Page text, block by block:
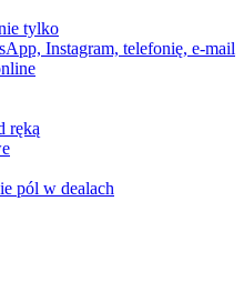
tylko
Instagram, telefonię, e-mail
ręką
pól w dealach